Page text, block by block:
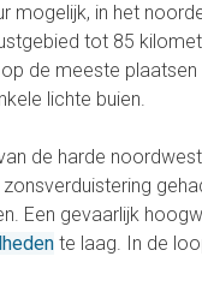
mogelijk, in het
tot 85
de meeste
lichte buien.
de harde
Een gevaarlijk
te laag. In de